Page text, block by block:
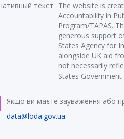
The website is
Accountability in
Program/TAPAS.
generous support
States Agency for
alongside UK aid
not necessarily
States
Якщо ви маєте зауваження або
data@loda.gov.ua